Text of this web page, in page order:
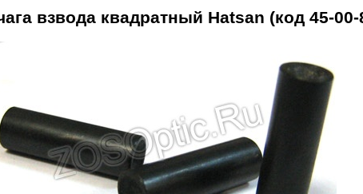
взвода квадратный Hatsan (код 45-00-